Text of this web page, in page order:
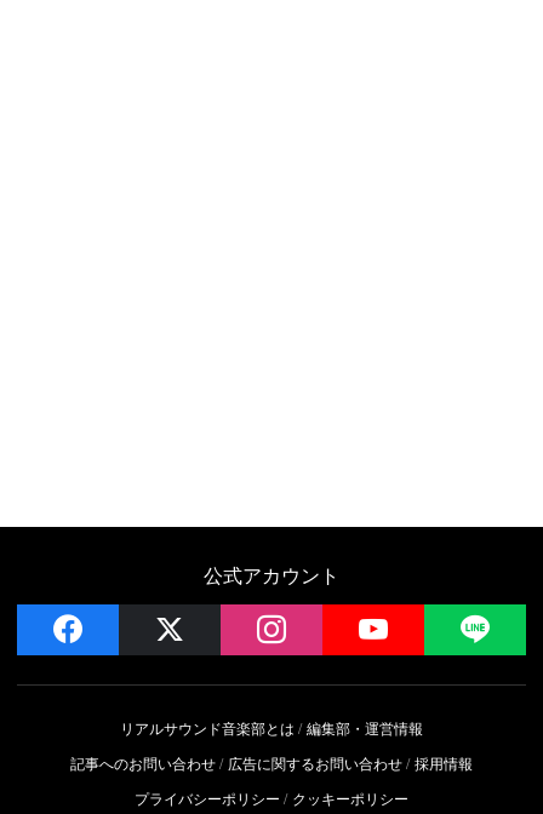
公式アカウント
facebook instagram YouTube
リアルサウンド音楽部とは
編集部・運営情報
記事へのお問い合わせ
広告に関するお問い合わせ 採用情報
プライバシーポリシー
クッキーポリシー